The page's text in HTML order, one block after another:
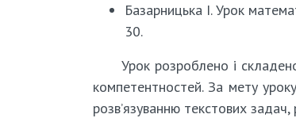
Базарницька І. Урок
30.
Урок розроблено і
компетентностей. За мету
розв’язуванню текстових